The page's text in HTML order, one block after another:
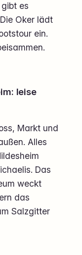
es
Oker lädt
ein.
leise
Markt und
Alles
Das
weckt
das
Salzgitter